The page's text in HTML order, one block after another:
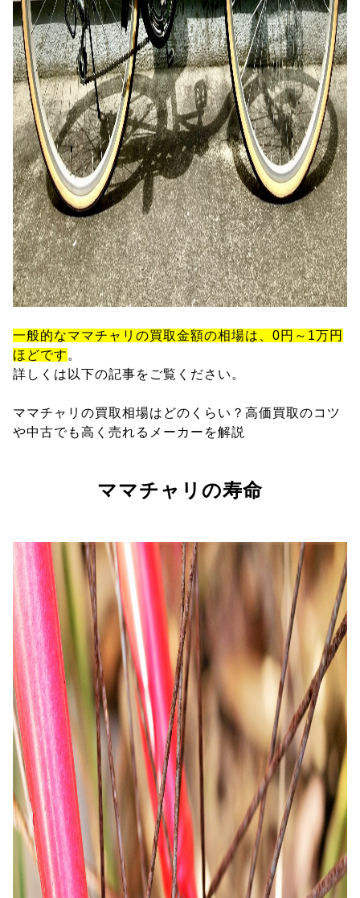
一般的なママチャリの買取金額の相場は、0円～1万円
ほどです 。
詳しくは以下の記事をご覧ください。
ママチャリの買取相場はどのくらい？高価買取のコツ
や中古でも高く売れるメーカーを解説
ママチャリの寿命